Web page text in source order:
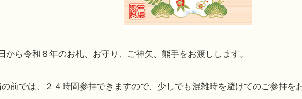
から令和８年のお札、お守り、ご神矢、熊手をお渡しします。
前では、２４時間参拝できますので、少しでも混雑時を避けてのご参拝を